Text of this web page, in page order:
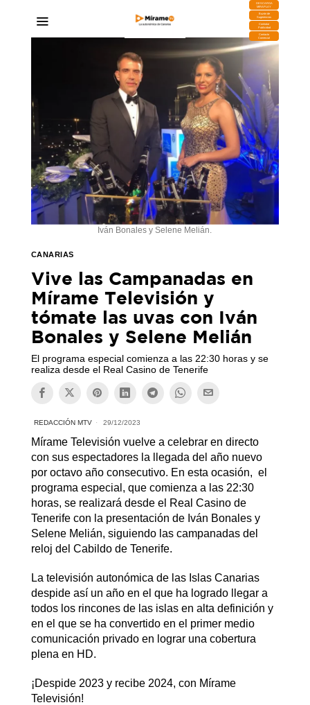
DESCARGA
MIRAPLAY
Buzón de
Sugerencias
Contratar
Publicidad
Contacto
Comercial
Iván Bonales y Selene Melián.
CANARIAS
Vive las Campanadas en
Mírame Televisión y
tómate las uvas con Iván
Bonales y Selene Melián
El programa especial comienza a las 22:30 horas y se
realiza desde el Real Casino de Tenerife
REDACCIÓN MTV 29/12/2023
Mírame Televisión vuelve a celebrar en directo
con sus espectadores la llegada del año nuevo
por octavo año consecutivo. En esta ocasión, el
programa especial, que comienza a las 22:30
horas, se realizará desde el Real Casino de
Tenerife con la presentación de Iván Bonales y
Selene Melián, siguiendo las campanadas del
reloj del Cabildo de Tenerife.
La televisión autonómica de las Islas Canarias
despide así un año en el que ha logrado llegar a
todos los rincones de las islas en alta definición y
en el que se ha convertido en el primer medio
comunicación privado en lograr una cobertura
plena en HD.
¡Despide 2023 y recibe 2024, con Mírame
Televisión!